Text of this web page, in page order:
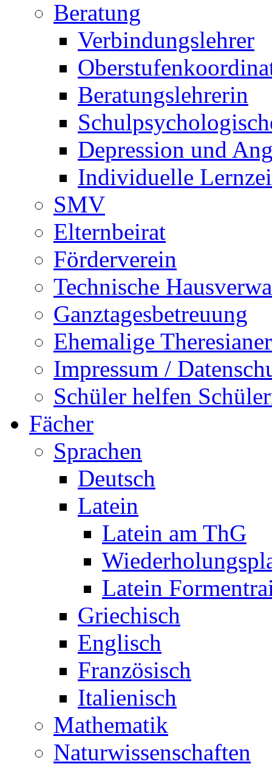
Beratung
Verbindungslehrer
Beratungslehrerin
Depression und
Individuelle
SMV
Elternbeirat
Förderverein
Technische
Ganztagesbetreuung
Ehemalige Theresianer
Impressum /
Schüler helfen
Fächer
Sprachen
Deutsch
Latein
Latein am ThG
Latein
Griechisch
Englisch
Französisch
Italienisch
Mathematik
Naturwissenschaften